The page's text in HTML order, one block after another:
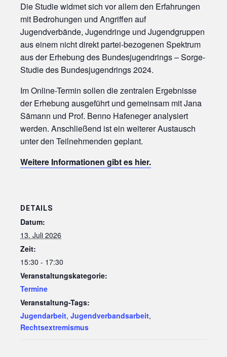
Die Studie widmet sich vor allem den Erfahrungen
mit Bedrohungen und Angriffen auf
Jugendverbände, Jugendringe und Jugendgruppen
aus einem nicht direkt partei-bezogenen Spektrum
aus der Erhebung des Bundesjugendrings – Sorge-
Studie des Bundesjugendrings 2024.
Im Online-Termin sollen die zentralen Ergebnisse
der Erhebung ausgeführt und gemeinsam mit Jana
Sämann und Prof. Benno Hafeneger analysiert
werden. Anschließend ist ein weiterer Austausch
unter den Teilnehmenden geplant.
Weitere Informationen gibt es hier.
DETAILS
Datum:
13. Juli 2026
Zeit:
15:30 - 17:30
Veranstaltungskategorie:
Termine
Veranstaltung-Tags:
Jugendarbeit, Jugendverbandsarbeit,
Rechtsextremismus